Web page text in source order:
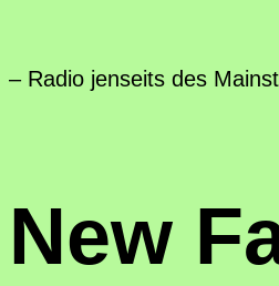
– Radio jenseits des
New